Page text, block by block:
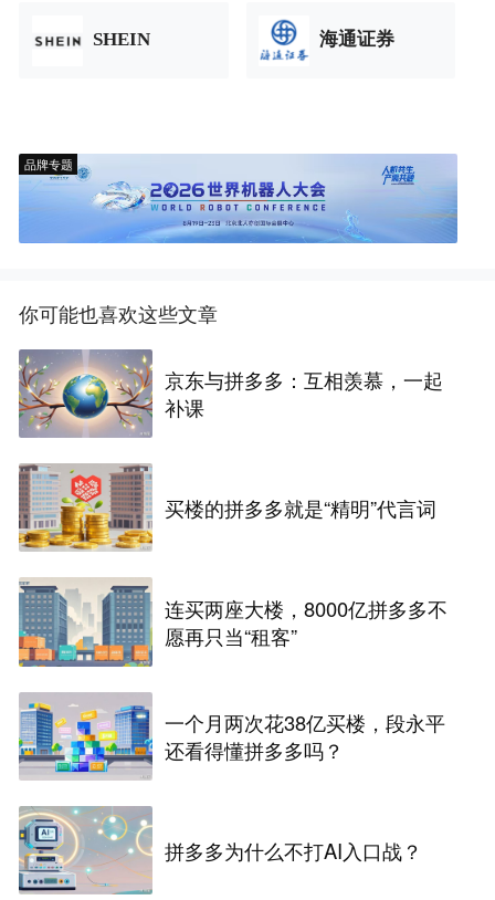
SHEIN 海通证券
品牌专题
你可能也喜欢这些文章
京东与拼多多：互相羡慕，一起
补课
买楼的拼多多就是“精明”代言词
连买两座大楼，8000亿拼多多不
愿再只当“租客”
一个月两次花38亿买楼，段永平
还看得懂拼多多吗？
拼多多为什么不打AI入口战？